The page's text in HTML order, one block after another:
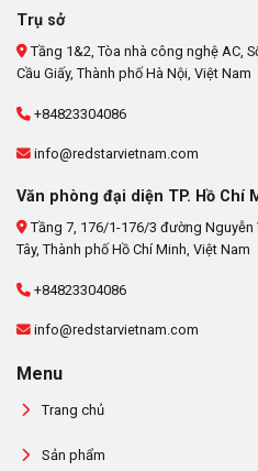
Trụ sở
Tầng 1&2, Tòa nhà công nghệ AC,
Cầu Giấy, Thành phố Hà Nội, Việt Nam
+84823304086
info@redstarvietnam.com
Văn phòng đại diện TP. Hồ Chí
Tầng 7, 176/1-176/3 đường
Tây, Thành phố Hồ Chí Minh, Việt Nam
+84823304086
info@redstarvietnam.com
Menu
Trang chủ
Sản phẩm